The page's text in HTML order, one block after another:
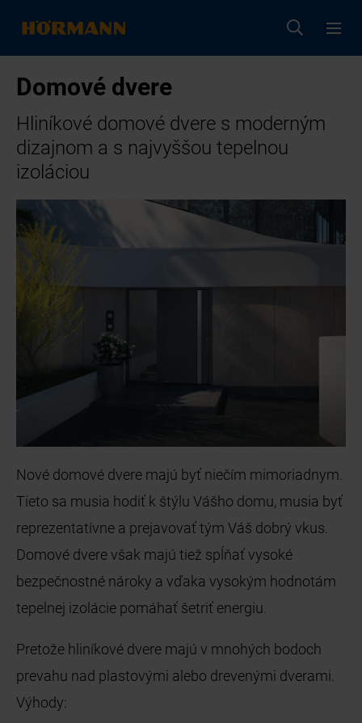
Domové dvere
Hliníkové domové dvere s moderným
dizajnom a s najvyššou tepelnou
izoláciou
Nové domové dvere majú byť niečím mimoriadnym.
Tieto sa musia hodiť k štýlu Vášho domu, musia byť
reprezentatívne a prejavovať tým Váš dobrý vkus.
Domové dvere však majú tiež spĺňať vysoké
bezpečnostné nároky a vďaka vysokým hodnotám
tepelnej izolácie pomáhať šetriť energiu.
Pretože hliníkové dvere majú v mnohých bodoch
prevahu nad plastovými alebo drevenými dverami.
Výhody: